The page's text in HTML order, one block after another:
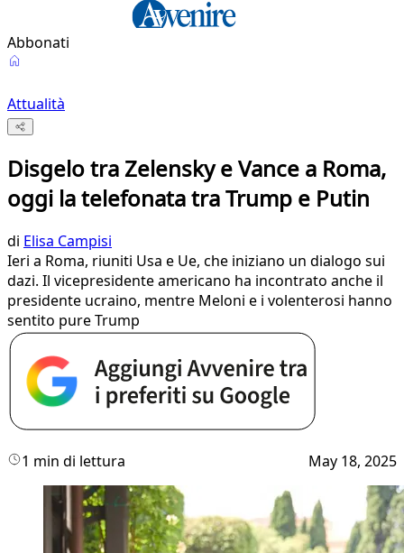
Abbonati
Attualità
Disgelo tra Zelensky e Vance a Roma,
oggi la telefonata tra Trump e Putin
di Elisa Campisi
Ieri a Roma, riuniti Usa e Ue, che iniziano un dialogo sui
dazi. Il vicepresidente americano ha incontrato anche il
presidente ucraino, mentre Meloni e i volenterosi hanno
sentito pure Trump
1 min di lettura May 18, 2025